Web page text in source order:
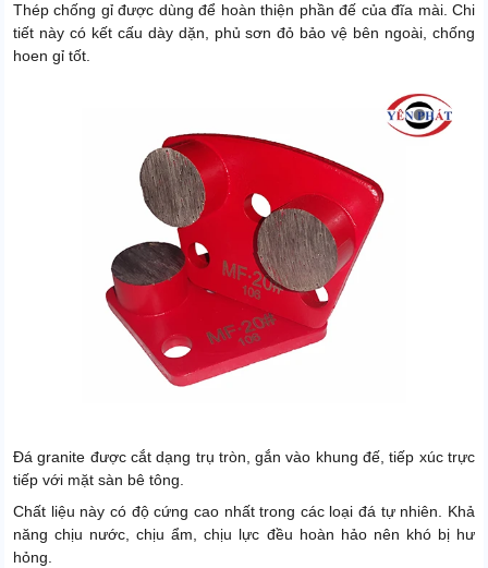
Thép chống gỉ được dùng để hoàn thiện phần đế của đĩa mài. Chi
tiết này có kết cấu dày dặn, phủ sơn đỏ bảo vệ bên ngoài, chống
hoen gỉ tốt.
Đá granite được cắt dạng trụ tròn, gắn vào khung đế, tiếp xúc trực
tiếp với mặt sàn bê tông.
Chất liệu này có độ cứng cao nhất trong các loại đá tự nhiên. Khả
năng chịu nước, chịu ẩm, chịu lực đều hoàn hảo nên khó bị hư
hỏng.